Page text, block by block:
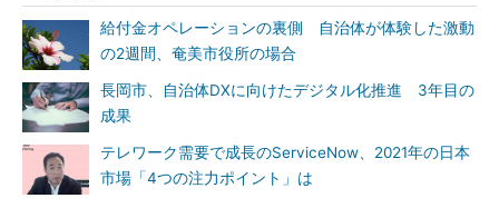
給付金オペレーションの裏側 自治体が体験した激動
の2週間、奄美市役所の場合
長岡市、自治体DXに向けたデジタル化推進 3年目の
成果
テレワーク需要で成長のServiceNow、2021年の日本
市場「4つの注力ポイント」は